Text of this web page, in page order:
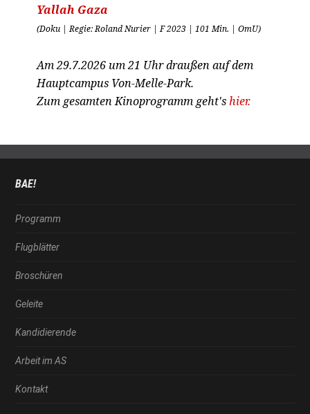
Yallah Gaza
(Doku | Regie: Roland Nurier | F 2023 | 101 Min. | OmU)
Am 29.7.2026 um 21 Uhr draußen auf dem
Hauptcampus Von-Melle-Park.
Zum gesamten Kinoprogramm geht'shier.
BAE!
Programm
Flugblätter
Broschüren
Geleite
Kandidierende
Arbeit im AS
Kontakt